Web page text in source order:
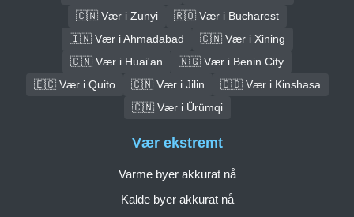
🇨🇳 Vær i Zunyi
🇷🇴 Vær i Bucharest
🇮🇳 Vær i Ahmadabad
🇨🇳 Vær i Xining
🇨🇳 Vær i Huai'an
🇳🇬 Vær i Benin City
🇪🇨 Vær i Quito
🇨🇳 Vær i Jilin
🇨🇩 Vær i Kinshasa
🇨🇳 Vær i Ürümqi
Vær ekstremt
Varme byer akkurat nå
Kalde byer akkurat nå